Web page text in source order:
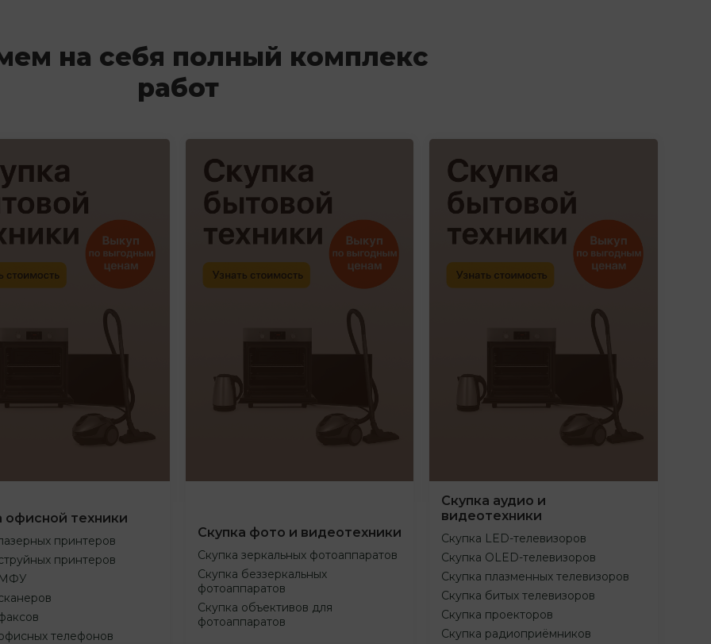
на себя полный комплекс
работ
офисной техники
принтеров
принтеров
МФУ
телефонов
Скупка фото и видеотехники
Скупка зеркальных фотоаппаратов
Скупка беззеркальных
фотоаппаратов
Скупка объективов для
фотоаппаратов
Скупка аудио и
видеотехники
Скупка LED-телевизоров
Скупка OLED-телевизоров
Скупка плазменных телевизоров
Скупка битых телевизоров
Скупка проекторов
Скупка радиоприёмников